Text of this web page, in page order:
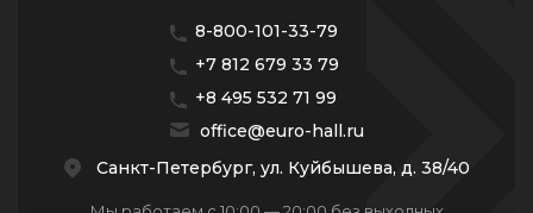
8-800-101-33-79
+7 812 679 33 79
+8 495 532 71 99
office@euro-hall.ru
Санкт-Петербург, ул. Куйбышева, д. 38/40